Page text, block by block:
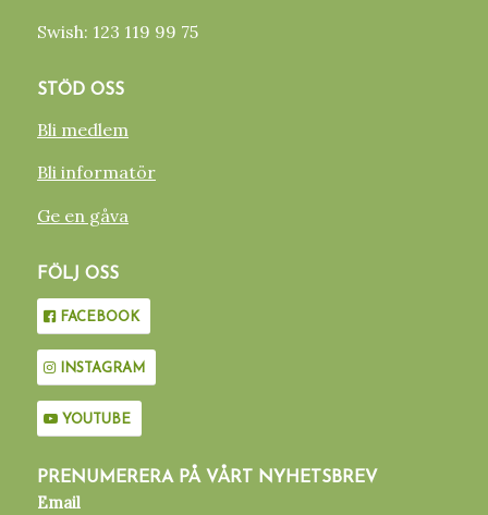
Swish: 123 119 99 75
STÖD OSS
Bli medlem
Bli informatör
Ge en gåva
FÖLJ OSS
FACEBOOK
INSTAGRAM
YOUTUBE
PRENUMERERA PÅ VÅRT NYHETSBREV
Email